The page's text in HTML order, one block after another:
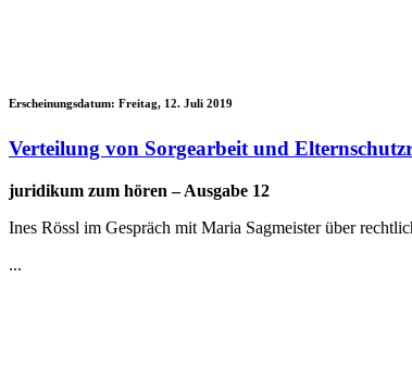
Erscheinungsdatum: Freitag, 12. Juli 2019
Verteilung von Sorgearbeit und
juridikum zum hören – Ausgabe 12
Ines Rössl im Gespräch mit Maria Sagmeister über
...